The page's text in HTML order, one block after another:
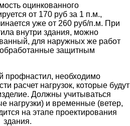
оцинкованного
от 170 руб за 1 п.м.,
уже от 260 руб/п.м. При
внутри здания, можно
для наружных же работ
защитным
профнастил, необходимо
расчет нагрузок, которые будут
Должны учитываться
нагрузки) и временные (ветер,
на этапе проектирования
здания.